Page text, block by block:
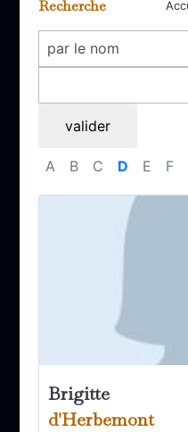
Recherche
A B C D E F
Brigitte
d'Herbemont